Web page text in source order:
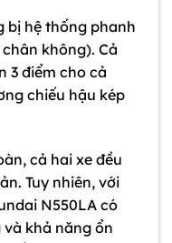
bị hệ thống phanh
không). Cả
3 điểm cho cả
chiếu hậu kép
cả hai xe đều
Tuy nhiên, với
N550LA có
khả năng ổn